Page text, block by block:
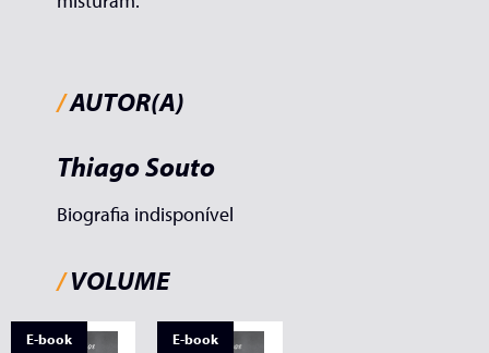
/AUTOR(A)
Thiago Souto
Biografia indisponível
/VOLUME
E-book E-book